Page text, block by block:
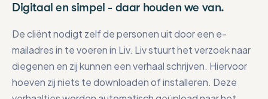
Digitaal en simpel - daar houden we van.
De cliënt nodigt zelf de personen uit door een e-
mailadres in te voeren in Liv. Liv stuurt het verzoek naar
diegenen en zij kunnen een verhaal schrijven. Hiervoor
hoeven zij niets te downloaden of installeren. Deze